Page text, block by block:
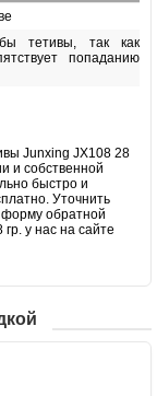
тетивы, так как
попаданию
Junxing JX108 28
и собственной
быстро и
Уточнить
обратной
у нас на сайте